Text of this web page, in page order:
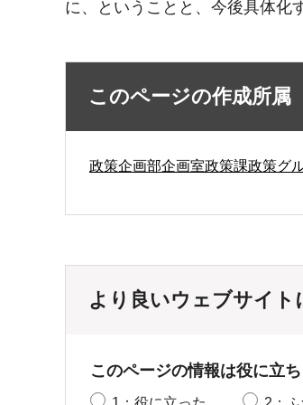
に、ということと、今後具体化
このページの作成所属
政策企画部企画室政策課政策グ
より良いウェブサイ
このページの情報は役に立